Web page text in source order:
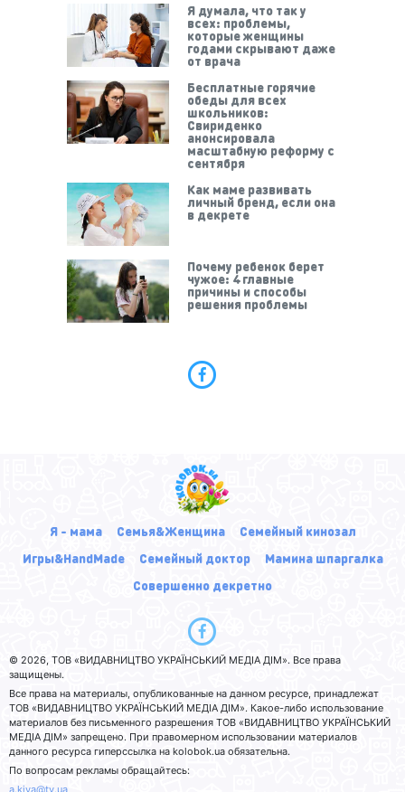
Я думала, что так у
всех: проблемы,
которые женщины
годами скрывают даже
от врача
Бесплатные горячие
обеды для всех
школьников:
Свириденко
анонсировала
масштабную реформу с
сентября
Как маме развивать
личный бренд, если она
в декрете
Почему ребенок берет
чужое: 4 главные
причины и способы
решения проблемы
Я - мама Семья&Женщина
Семейный кинозал
Игры&HandMade
Семейный доктор
Мамина шпаргалка
Совершенно декретно
© 2026, ТОВ «ВИДАВНИЦТВО УКРАЇНСЬКИЙ МЕДІА ДІМ». Все права
защищены.
Все права на материалы, опубликованные на данном ресурсе, принадлежат
ТОВ «ВИДАВНИЦТВО УКРАЇНСЬКИЙ МЕДІА ДІМ». Какое-либо использование
материалов без письменного разрешения ТОВ «ВИДАВНИЦТВО УКРАЇНСЬКИЙ
МЕДІА ДІМ» запрещено. При правомерном использовании материалов
данного ресурса гиперссылка на kolobok.ua обязательна.
По вопросам рекламы обращайтесь:
a.kiva@tv.ua